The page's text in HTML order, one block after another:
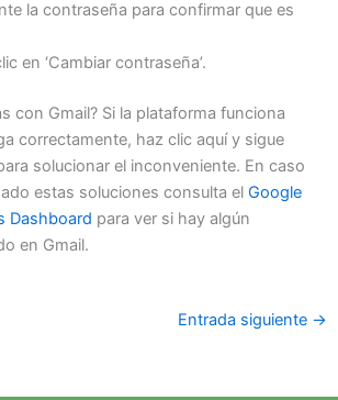
la contraseña para confirmar que es
en ‘Cambiar contraseña’.
con Gmail? Si la plataforma funciona
correctamente, haz clic aquí y sigue
solucionar el inconveniente. En caso
estas soluciones consulta elGoogle
Dashboard para ver si hay algún
en Gmail.
Entrada siguiente →